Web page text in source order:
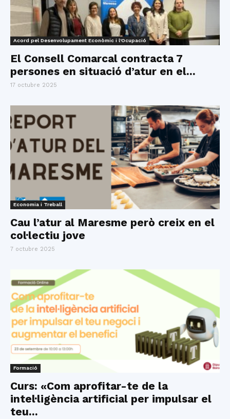
Acord pel Desenvolupament Econòmic i l'Ocupació
El Consell Comarcal contracta 7
persones en situació d’atur en el...
17 octubre 2025
Economia i Treball
Cau l’atur al Maresme però creix en el
col·lectiu jove
7 octubre 2025
Formació
Curs: «Com aprofitar-te de la
intel·ligència artificial per impulsar el
teu...